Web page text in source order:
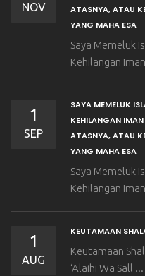
NOV
ATASNYA, ATAU
YANG MAHA ESA
Saya Memeluk
Kehilangan
1
SEP
SAYA MEMELUK
KEHILANGAN
ATASNYA, ATAU
YANG MAHA ESA
Saya Memeluk
Kehilangan
1
AUG
KEUTAMAAN
Keutamaan
‘Alaihi Wa Sall ...